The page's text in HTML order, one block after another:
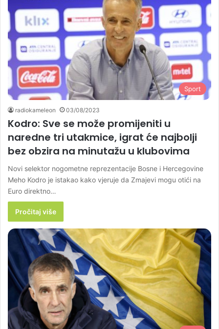
Sport
radiokameleon 03/08/2023
Kodro: Sve se može promijeniti u
naredne tri utakmice, igrat će najbolji
bez obzira na minutažu u klubovima
Novi selektor nogometne reprezentacije Bosne i Hercegovine
Meho Kodro je istakao kako vjeruje da Zmajevi mogu otići na
Euro direktno…
Pročitaj više